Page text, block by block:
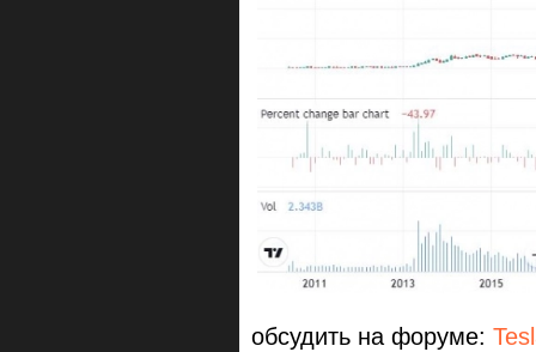
обсудить на форуме: